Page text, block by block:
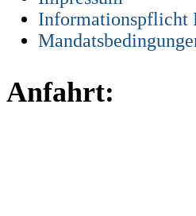
Informationspflicht
Anfahrt: